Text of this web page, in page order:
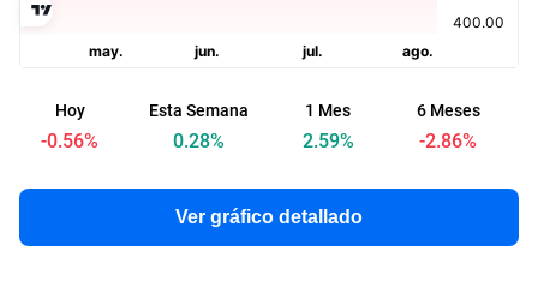
Hoy
-0.56%
Esta Semana
0.28%
1 Mes
2.59%
6 Meses
-2.86%
Ver gráfico detallado